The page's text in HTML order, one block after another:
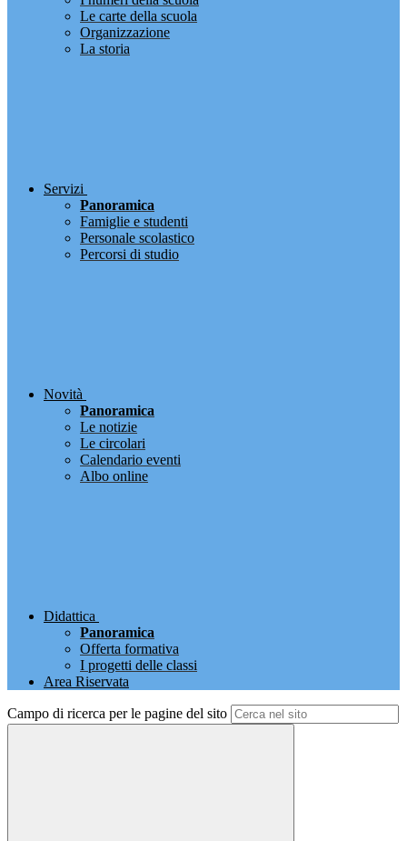
Le carte della scuola
Organizzazione
La storia
Servizi
Panoramica
Famiglie e studenti
Personale scolastico
Percorsi di studio
Novità
Panoramica
Le notizie
Le circolari
Calendario eventi
Albo online
Didattica
Panoramica
Offerta formativa
I progetti delle classi
Area Riservata
Campo di ricerca per le pagine del sito